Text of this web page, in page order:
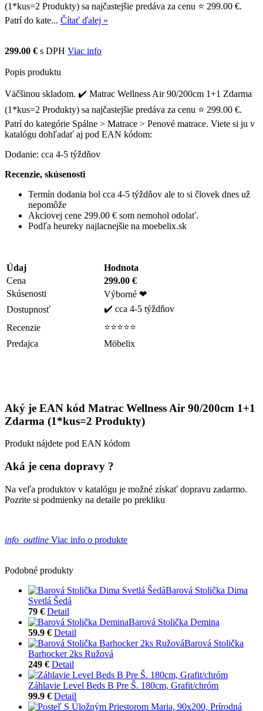
(1*kus=2 Produkty) sa najčastejšie predáva za cenu ⭐ 299.00 €.
Patrí do kate... Čítať ďalej »
299.00 € s DPH Viac info
Popis produktu
Väčšinou skladom. ✔️ Matrac Wellness Air 90/200cm 1+1 Zdarma
(1*kus=2 Produkty) sa najčastejšie predáva za cenu ⭐ 299.00 €.
Patrí do kategórie Spálne > Matrace > Penové matrace. Viete si ju v
katalógu dohľadať aj pod EAN kódom:
Dodanie: cca 4-5 týždňov
Recenzie, skúsenosti
Termín dodania bol cca 4-5 týždňov ale to si človek dnes už
nepomôže
Akciovej cene 299.00 € som nemohol odolať.
Podľa heureky najlacnejšie na moebelix.sk
Údaj
Hodnota
Cena
299.00 €
Skúsenosti
Výborné ❤
Dostupnosť
✔️ cca 4-5 týždňov
Recenzie
⭐⭐⭐⭐⭐
Predajca
Möbelix
Aký je EAN kód Matrac Wellness Air 90/200cm 1+1
Zdarma (1*kus=2 Produkty)
Produkt nájdete pod EAN kódom
Aká je cena dopravy ?
Na veľa produktov v katalógu je možné získať dopravu zadarmo.
Pozrite si podmienky na detaile po prekliku
info_outline Viac info o produkte
Podobné produkty
Barová Stolička Dima
Svetlá Šedá
79 € Detail
Barová Stolička Demina
59.9 € Detail
Barová Stolička
Barhocker 2ks Ružová
249 € Detail
Záhlavie Level Beds B Pre Š. 180cm, Grafit/chróm
99.9 € Detail